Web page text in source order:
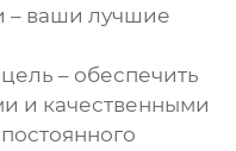
– ваши лучшие
– обеспечить
и качественными